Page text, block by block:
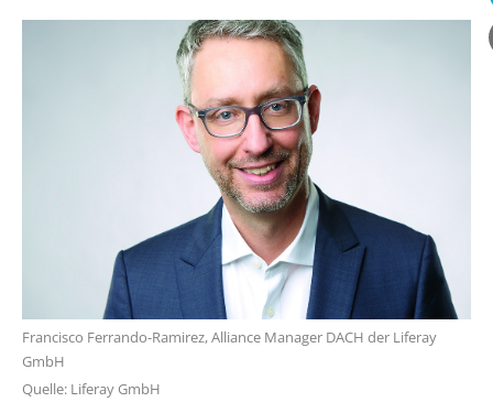
Francisco Ferrando-Ramirez, Alliance Manager DACH der Liferay
GmbH
Quelle: Liferay GmbH